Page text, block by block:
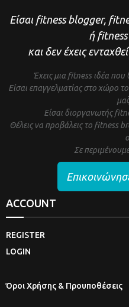
Είσαι fitness blogger,
ή
και δεν έχεις
Έχεις μια fitness ιδέα που
Είσαι επαγγελματίας στο χώρο
Είσαι διοργανωτής
Θέλεις να προβάλεις το fitness
Σε
ACCOUNT
REGISTER
LOGIN
Όροι Χρήσης & Προυποθέσεις